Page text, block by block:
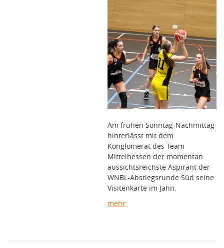
Am frühen Sonntag-Nachmittag
hinterlässt mit dem
Konglomerat des Team
Mittelhessen der momentan
aussichtsreichste Aspirant der
WNBL-Abstiegsrunde Süd seine
Visitenkarte im Jahn.
mehr